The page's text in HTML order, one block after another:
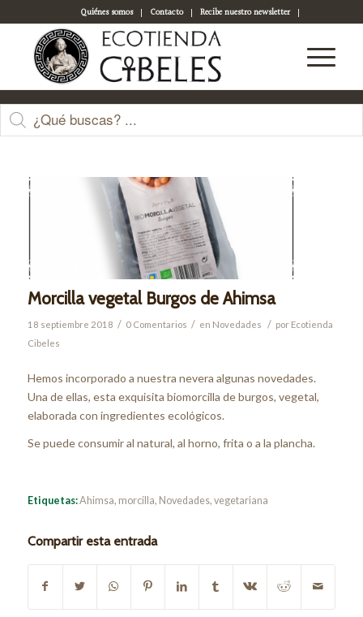
Quiénes somos Contacto
Recibe nuestro newsletter
Acceso a tu cuenta
Últimas entradas
Morcilla vegetal Burgos de Ahimsa
18 septiembre 2018 / 0 Comentarios / en Novedades / por Ecotienda
Cibeles
Hemos incorporado a nuestra nevera algunas novedades.
Una de ellas, esta exquisita biomorcilla de burgos, vegetal,
elaborada con ingredientes ecológicos.
Se puede consumir al natural, al horno, frita o a la plancha.
Etiquetas:Ahimsa, morcilla, Novedades, vegetariana
Compartir esta entrada